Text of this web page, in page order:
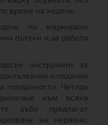
време на ходене.
по маркирани
пътеки и за работа
инструмент за
и падания
повърхности. Четири
към всяка
зъби предлагат
на неравни,